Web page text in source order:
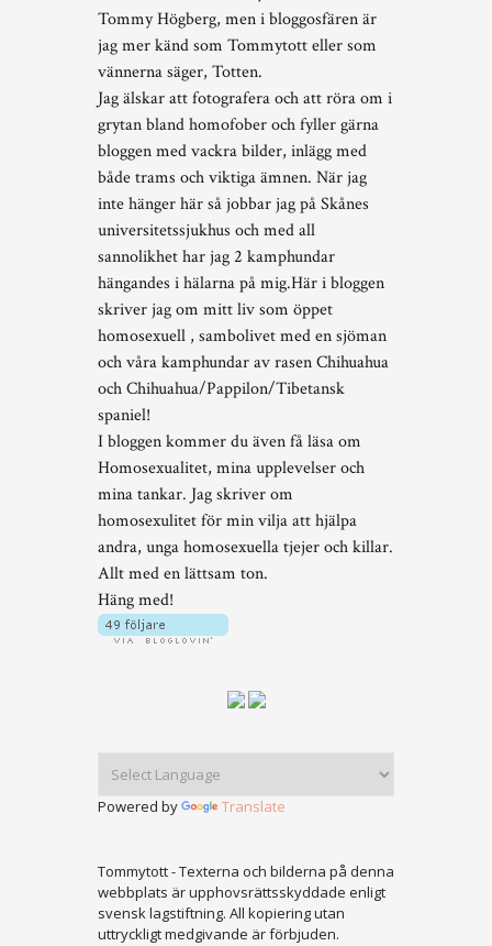
Tommy Högberg, men i bloggosfären är
jag mer känd som Tommytott eller som
vännerna säger, Totten.
Jag älskar att fotografera och att röra om i
grytan bland homofober och fyller gärna
bloggen med vackra bilder, inlägg med
både trams och viktiga ämnen. När jag
inte hänger här så jobbar jag på Skånes
universitetssjukhus och med all
sannolikhet har jag 2 kamphundar
hängandes i hälarna på mig.Här i bloggen
skriver jag om mitt liv som öppet
homosexuell , sambolivet med en sjöman
och våra kamphundar av rasen Chihuahua
och Chihuahua/Pappilon/Tibetansk
spaniel!
I bloggen kommer du även få läsa om
Homosexualitet, mina upplevelser och
mina tankar. Jag skriver om
homosexulitet för min vilja att hjälpa
andra, unga homosexuella tjejer och killar.
Allt med en lättsam ton.
Häng med!
Powered by Translate
Tommytott - Texterna och bilderna på denna
webbplats är upphovsrättsskyddade enligt
svensk lagstiftning. All kopiering utan
uttryckligt medgivande är förbjuden.